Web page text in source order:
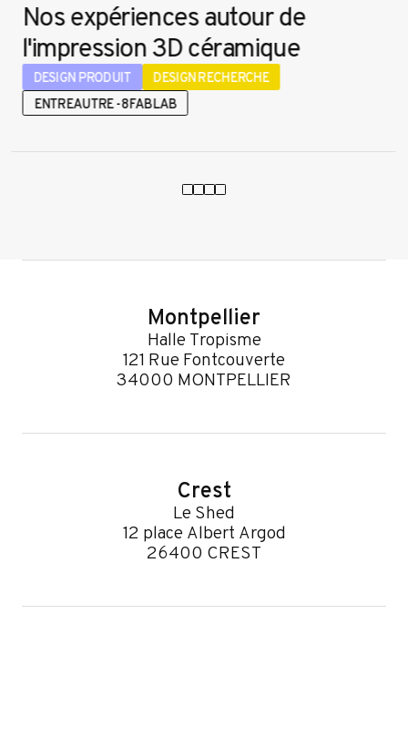
Nos expériences autour de
l'impression 3D céramique
DESIGN PRODUIT
DESIGN RECHERCHE
ENTREAUTRE - 8FABLAB
Montpellier
Halle Tropisme
121 Rue Fontcouverte
34000 MONTPELLIER
Crest
Le Shed
12 place Albert Argod
26400 CREST